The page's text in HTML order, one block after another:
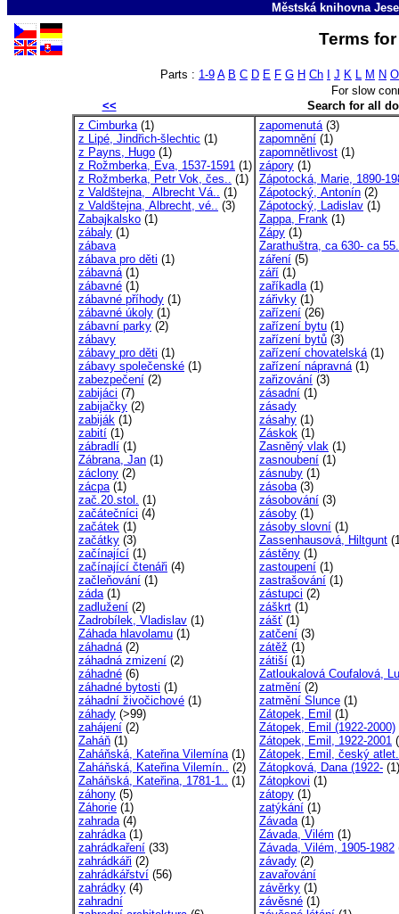
Městská knihovna
Terms
Parts : 1-9 A B C D E F G H Ch J K L M N O
For slow
<<
Search for all
z Cimburka(1)
z Lipé, Jindřich-šlechtic (1)
z Payns, Hugo (1)
z Rožmberka, Eva, 1537-1591 (1)
z Rožmberka, Petr Vok, čes.. (1)
z Valdštejna, Albrecht Vá.. (1)
z Valdštejna, Albrecht, vé.. (3)
Zabajkalsko (1)
zábaly (1)
zábava
zábava pro děti (1)
zábavná(1)
zábavné (1)
zábavné příhody (1)
zábavné úkoly (1)
zábavní parky (2)
zábavy
zábavy pro děti (1)
zábavy společenské (1)
zabezpečení (2)
zabijáci (7)
zabijačky (2)
zabiják (1)
zabití (1)
zábradlí (1)
Zábrana, Jan (1)
záclony (2)
zácpa(1)
zač.20.stol. (1)
začátečníci (4)
začátek (1)
začátky (3)
začínající (1)
začínající čtenáři (4)
začleňování (1)
záda(1)
zadlužení (2)
Zadrobílek, Vladislav (1)
Záhada hlavolamu (1)
záhadná(2)
záhadná zmizení (2)
záhadné (6)
záhadné bytosti (1)
záhadní živočichové (1)
záhady (>99)
zahájení (2)
Zaháň (1)
Zaháňská, Kateřina Vilemína(1)
Zaháňská, Kateřina Vilemín.. (2)
Zaháňská, Kateřina, 1781-1.. (1)
záhony (5)
Záhorie (1)
zahrada(4)
zahrádka(1)
zahrádkaření (33)
zahrádkáři (2)
zahrádkářství (56)
zahrádky (4)
zahradní
zapomenutá(3)
zapomnění (1)
zapomnětlivost (1)
zápory (1)
Zápotocká, Marie, 1890-
Zápotocký, Antonín (2)
Zápotocký, Ladislav (1)
Zappa, Frank (1)
Zápy (1)
Zarathuštra, ca 630- ca
záření (5)
září (1)
zaříkadla(1)
zářivky (1)
zařízení (26)
zařízení bytu (1)
zařízení bytů (3)
zařízení chovatelská(1)
zařízení nápravná(1)
zařizování (3)
zásadní (1)
zásady
zásahy (1)
Záskok (1)
Zasněný vlak (1)
zasnoubení (1)
zásnuby (1)
zásoba(3)
zásobování (3)
zásoby (1)
zásoby slovní (1)
Zassenhausová, Hiltgunt
zástěny (1)
zastoupení (1)
zastrašování (1)
zástupci (2)
záškrt (1)
zášť (1)
zatčení (3)
zátěž (1)
zátiší (1)
Zatloukalová Coufalová,
zatmění (2)
zatmění Slunce (1)
Zátopek, Emil (1)
Zátopek, Emil (1922-2000)
Zátopek, Emil, 1922-2001
Zátopek, Emil, český
Zátopková, Dana (1922- (1)
Zátopkovi (1)
zátopy (1)
zatýkání (1)
Závada(1)
Závada, Vilém (1)
Závada, Vilém, 1905-1982
závady (2)
zavařování
závěrky (1)
závěsné (1)